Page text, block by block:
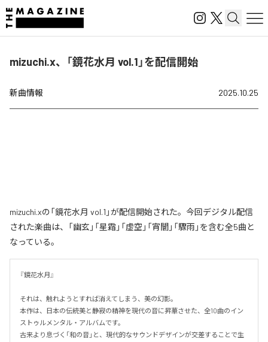
mizuchi.x、「鏡花水月 vol.1」を配信開始
新曲情報 2025.10.25
mizuchi.xの「鏡花水月 vol.1」が配信開始された。今回デジタル配信
された楽曲は、「幽玄」「星霜」「虚空」「宵闇」「驟雨」を含む全5曲と
なっている。
『鏡花水月』
それは、触れようとすれば消えてしまう、美の幻影。
本作は、日本の伝統美と静寂の精神を現代の音に昇華させた、全10曲のイン
ストゥルメンタル・アルバムです。
古来より息づく「和の音」と、現代的なサウンドデザインが交差することで生